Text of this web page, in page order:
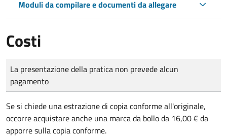
Moduli da compilare e documenti da allegare
Costi
Tipo di pagamento
Importo
La presentazione della pratica non prevede alcun
pagamento
Se si chiede una estrazione di copia conforme all'originale,
occorre acquistare anche una marca da bollo da 16,00 € da
apporre sulla copia conforme.